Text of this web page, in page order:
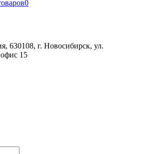
0
630108, г. Новосибирск, ул.
15